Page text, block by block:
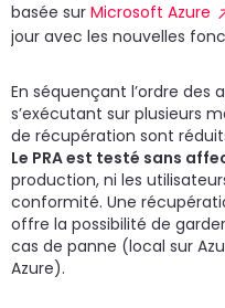
basée sur Microsoft Azure
jour avec les nouvelles
En séquençant l’ordre des
s’exécutant sur plusieurs
de récupération sont
Le PRA est testé sans
production, ni les
conformité. Une
offre la possibilité de
cas de panne (local sur
Azure).